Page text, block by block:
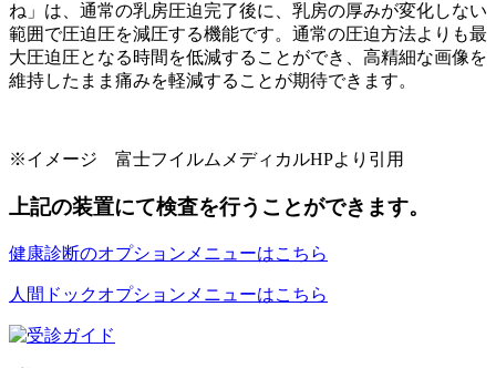
ね」は、通常の乳房圧迫完了後に、乳房の厚みが変化しない
範囲で圧迫圧を減圧する機能です。通常の圧迫方法よりも最
大圧迫圧となる時間を低減することができ、高精細な画像を
維持したまま痛みを軽減することが期待できます。
※イメージ 富士フイルムメディカルHPより引用
上記の装置にて検査を行うことができます。
健康診断のオプションメニューはこちら
人間ドックオプションメニューはこちら